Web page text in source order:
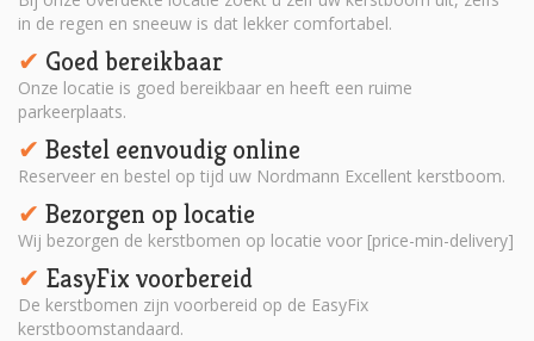
in de regen en sneeuw is dat lekker comfortabel.
✔︎ Goed bereikbaar
Onze locatie is goed bereikbaar en heeft een ruime
parkeerplaats.
✔︎ Bestel eenvoudig online
Reserveer en bestel op tijd uw Nordmann Excellent kerstboom.
✔︎ Bezorgen op locatie
Wij bezorgen de kerstbomen op locatie voor [price-min-delivery]
✔︎ EasyFix voorbereid
De kerstbomen zijn voorbereid op de EasyFix
kerstboomstandaard.